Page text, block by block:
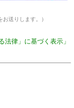
送りします。）
法律」に基づく表示」